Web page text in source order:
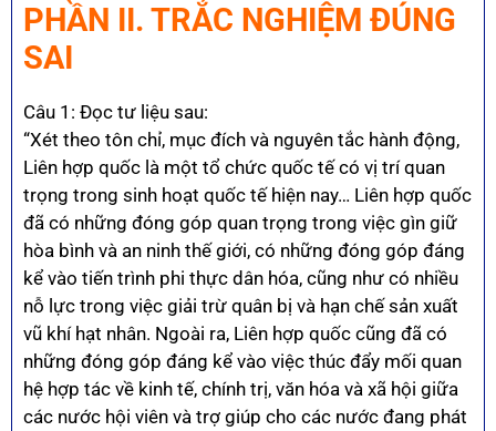
PHẦN II. TRẮC NGHIỆM ĐÚNG
SAI
Câu 1: Đọc tư liệu sau:
“Xét theo tôn chỉ, mục đích và nguyên tắc hành động,
Liên hợp quốc là một tổ chức quốc tế có vị trí quan
trọng trong sinh hoạt quốc tế hiện nay… Liên hợp quốc
đã có những đóng góp quan trọng trong việc gìn giữ
hòa bình và an ninh thế giới, có những đóng góp đáng
kể vào tiến trình phi thực dân hóa, cũng như có nhiều
nỗ lực trong việc giải trừ quân bị và hạn chế sản xuất
vũ khí hạt nhân. Ngoài ra, Liên hợp quốc cũng đã có
những đóng góp đáng kể vào việc thúc đẩy mối quan
hệ hợp tác về kinh tế, chính trị, văn hóa và xã hội giữa
các nước hội viên và trợ giúp cho các nước đang phát